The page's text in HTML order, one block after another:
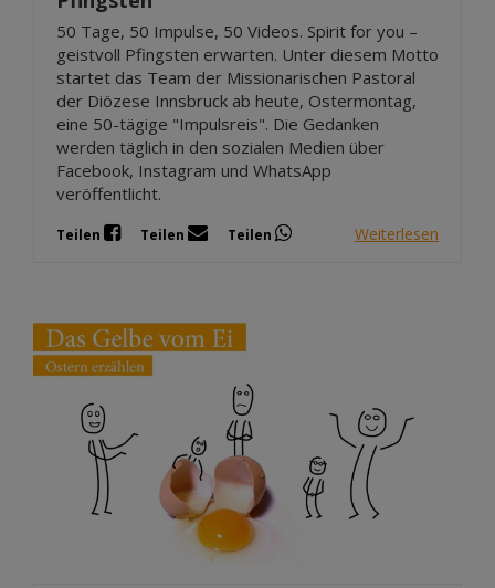
50 Tage, 50 Impulse, 50 Videos. Spirit for you –
geistvoll Pfingsten erwarten. Unter diesem Motto
startet das Team der Missionarischen Pastoral
der Diözese Innsbruck ab heute, Ostermontag,
eine 50-tägige "Impulsreis". Die Gedanken
werden täglich in den sozialen Medien über
Facebook, Instagram und WhatsApp
veröffentlicht.
Teilen Teilen Teilen Weiterlesen